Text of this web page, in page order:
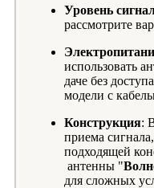
Уровень
рассмотрите
использовать
даче без
модели с
Конструкция:
приема
подходящей
антенны "
для сложных